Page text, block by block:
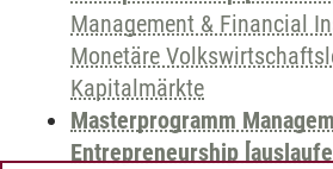
Management & Financial
Monetäre
Kapitalmärkte
Masterprogramm
Entrepreneurship